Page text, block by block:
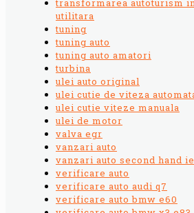
utilitara
tuning
tuning auto
tuning auto amatori
turbina
ulei auto original
ulei cutie de viteza
ulei cutie viteze manuala
ulei de motor
valva egr
vanzari auto
vanzari auto second hand
verificare auto
verificare auto audi q7
verificare auto bmw e60